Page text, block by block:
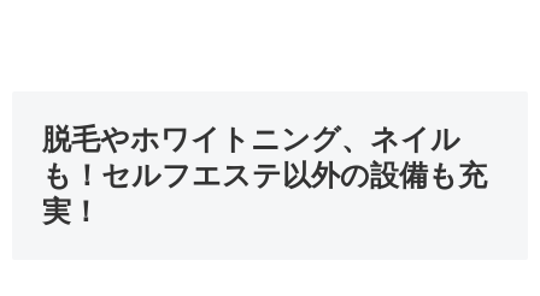
脱毛やホワイトニング、ネイル
も！セルフエステ以外の設備も充
実！